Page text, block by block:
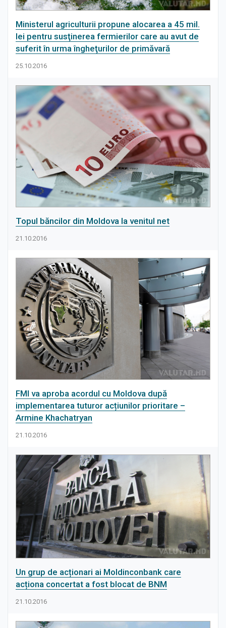
Ministerul agriculturii propune alocarea a 45 mil.
lei pentru susţinerea fermierilor care au avut de
suferit în urma îngheţurilor de primăvară
25.10.2016
Topul băncilor din Moldova la venitul net
21.10.2016
FMI va aproba acordul cu Moldova după
implementarea tuturor acțiunilor prioritare –
Armine Khachatryan
21.10.2016
Un grup de acționari ai Moldinconbank care
acționa concertat a fost blocat de BNM
21.10.2016